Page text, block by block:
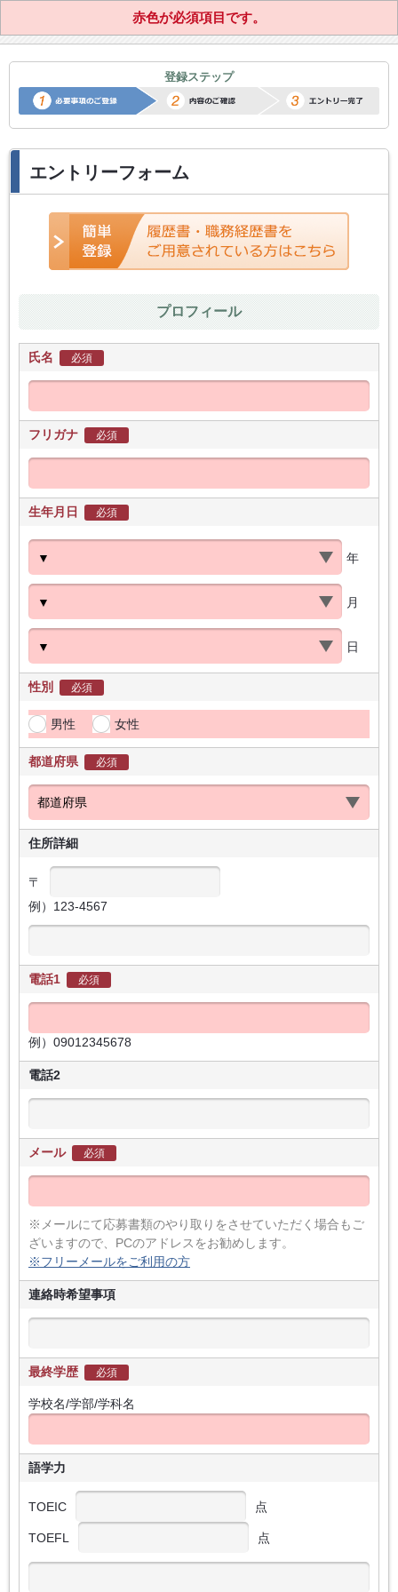
正社員転職サポートエントリー
登録ステップ
エントリーフォーム
プロフィール
氏名 必須
フリガナ 必須
生年月日 必須
年
月
日
性別 必須
男性 女性
都道府県 必須
住所詳細
〒
例）123-4567
電話1 必須
例）09012345678
電話2
メール 必須
※メールにて応募書類のやり取りをさせていただく場合もご
ざいますので、PCのアドレスをお勧めします。
※フリーメールをご利用の方
連絡時希望事項
最終学歴 必須
学校名/学部/学科名
語学力
TOEIC 点
TOEFL 点
赤色が必須項目です。